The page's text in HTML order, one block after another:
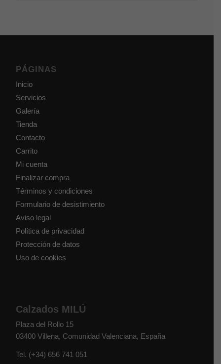
PÁGINAS
Inicio
Servicios
Galería
Tienda
Contacto
Carrito
Mi cuenta
Finalizar compra
Términos y condiciones
Formulario de desistimiento
Aviso legal
Política de privacidad
Protección de datos
Uso de cookies
Calzados MILÚ
Plaza del Rollo 15
03400 Villena, Comunidad Valenciana, España
Tel. (+34) 656 741 051